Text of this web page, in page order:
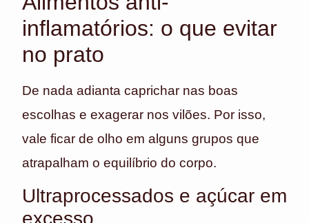
inflamatórios: o que evitar
no prato
De nada adianta caprichar nas boas
escolhas e exagerar nos vilões. Por isso,
vale ficar de olho em alguns grupos que
atrapalham o equilíbrio do corpo.
Ultraprocessados e açúcar em
excesso